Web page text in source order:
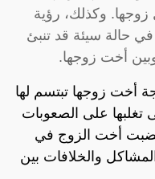
وكذلك، رؤية
في حالة سيئة قد تنبئ
أخت زوجها.
أخت زوجها تبتسم لها
تغلبها على الصعوبات
غضبت أخت الزوج في
والخلافات بين